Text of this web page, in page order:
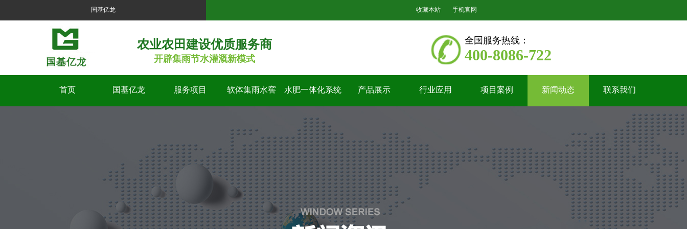
国基亿龙 收藏本站 手机官网
农业农田建设优质服务商
开辟集雨节水灌溉新模式
全国服务热线：
400-8086-722
首页 国基亿龙 服务项目 软体集雨水窖 水肥一体化系统 产品展示 行业应用 项目案例 新闻动态 联系我们